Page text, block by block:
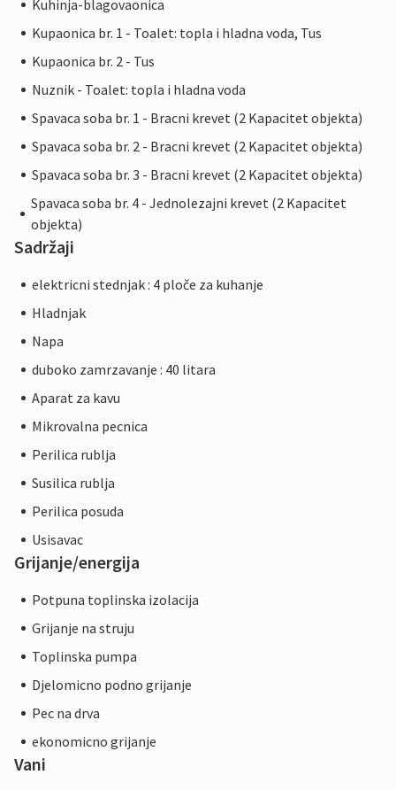
Kuhinja-blagovaonica
Kupaonica br. 1 - Toalet: topla i hladna voda, Tus
Kupaonica br. 2 - Tus
Nuznik - Toalet: topla i hladna voda
Spavaca soba br. 1 - Bracni krevet (2 Kapacitet objekta)
Spavaca soba br. 2 - Bracni krevet (2 Kapacitet objekta)
Spavaca soba br. 3 - Bracni krevet (2 Kapacitet objekta)
Spavaca soba br. 4 - Jednolezajni krevet (2 Kapacitet
objekta)
Sadržaji
elektricni stednjak : 4 ploče za kuhanje
Hladnjak
Napa
duboko zamrzavanje : 40 litara
Aparat za kavu
Mikrovalna pecnica
Perilica rublja
Susilica rublja
Perilica posuda
Usisavac
Grijanje/energija
Potpuna toplinska izolacija
Grijanje na struju
Toplinska pumpa
Djelomicno podno grijanje
Pec na drva
ekonomicno grijanje
Vani